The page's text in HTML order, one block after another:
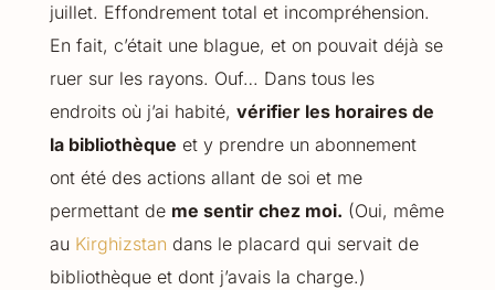
juillet. Effondrement total et incompréhension.
En fait, c’était une blague, et on pouvait déjà se
ruer sur les rayons. Ouf… Dans tous les
endroits où j’ai habité, vérifier les horaires de
la bibliothèque et y prendre un abonnement
ont été des actions allant de soi et me
permettant de me sentir chez moi. (Oui, même
au Kirghizstan dans le placard qui servait de
bibliothèque et dont j’avais la charge.)